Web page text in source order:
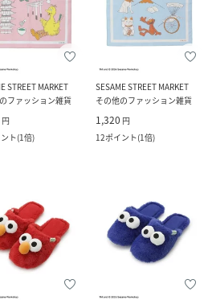
STREET MARKET
ファッション雑貨
円
ト(1倍)
SESAME STREET MARKET
その他のファッション雑貨
1,320 円
12ポイント(1倍)